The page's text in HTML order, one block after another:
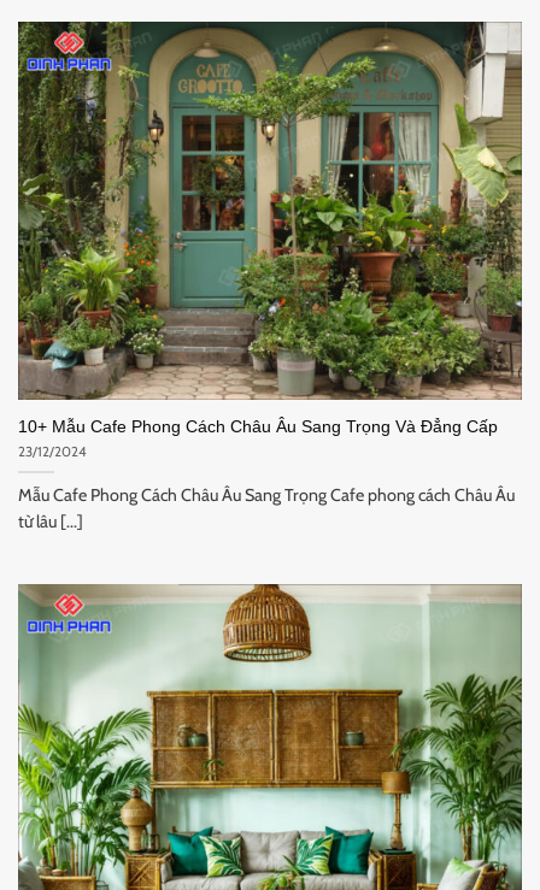
10+ Mẫu Cafe Phong Cách Châu Âu Sang Trọng Và Đẳng Cấp
23/12/2024
Mẫu Cafe Phong Cách Châu Âu Sang Trọng Cafe phong cách Châu Âu
từ lâu [...]